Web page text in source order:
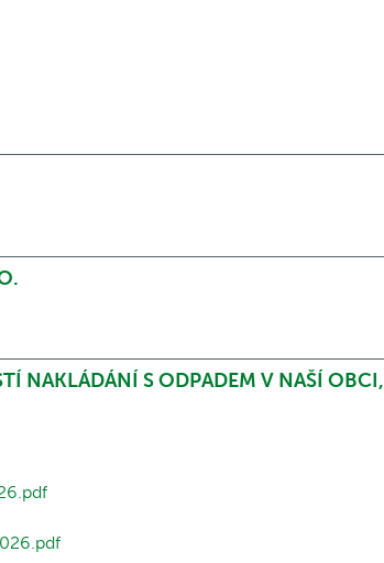
NAKLÁDÁNÍ S ODPADEM V NAŠÍ OBCI,